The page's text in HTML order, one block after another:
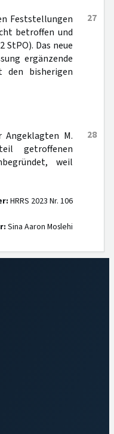
27
Feststellungen
betroffen und
StPO). Das neue
ergänzende
den bisherigen
28
Angeklagten M.
getroffenen
weil
HRRS 2023 Nr. 106
Sina Aaron Moslehi